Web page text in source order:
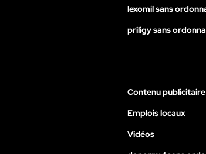
lexomil sans
priligy sans
Contenu publicitaire
Emplois locaux
Vidéos